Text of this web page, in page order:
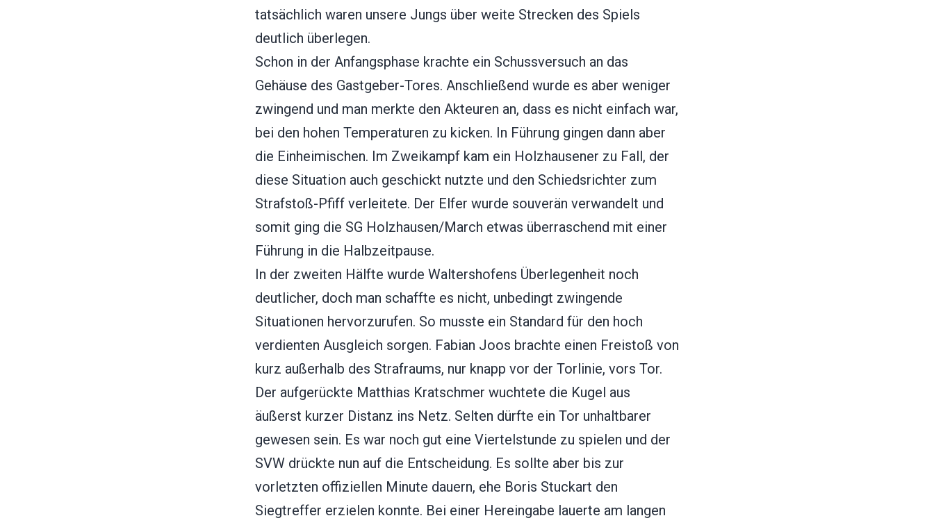
tatsächlich waren unsere Jungs über weite Strecken des Spiels
deutlich überlegen.
Schon in der Anfangsphase krachte ein Schussversuch an das
Gehäuse des Gastgeber-Tores. Anschließend wurde es aber weniger
zwingend und man merkte den Akteuren an, dass es nicht einfach war,
bei den hohen Temperaturen zu kicken. In Führung gingen dann aber
die Einheimischen. Im Zweikampf kam ein Holzhausener zu Fall, der
diese Situation auch geschickt nutzte und den Schiedsrichter zum
Strafstoß-Pfiff verleitete. Der Elfer wurde souverän verwandelt und
somit ging die SG Holzhausen/March etwas überraschend mit einer
Führung in die Halbzeitpause.
In der zweiten Hälfte wurde Waltershofens Überlegenheit noch
deutlicher, doch man schaffte es nicht, unbedingt zwingende
Situationen hervorzurufen. So musste ein Standard für den hoch
verdienten Ausgleich sorgen. Fabian Joos brachte einen Freistoß von
kurz außerhalb des Strafraums, nur knapp vor der Torlinie, vors Tor.
Der aufgerückte Matthias Kratschmer wuchtete die Kugel aus
äußerst kurzer Distanz ins Netz. Selten dürfte ein Tor unhaltbarer
gewesen sein. Es war noch gut eine Viertelstunde zu spielen und der
SVW drückte nun auf die Entscheidung. Es sollte aber bis zur
vorletzten offiziellen Minute dauern, ehe Boris Stuckart den
Siegtreffer erzielen konnte. Bei einer Hereingabe lauerte am langen